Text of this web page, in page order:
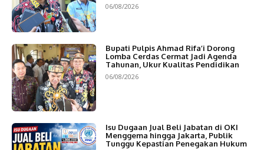
06/08/2026
Bupati Pulpis Ahmad Rifa’i Dorong
Lomba Cerdas Cermat Jadi Agenda
Tahunan, Ukur Kualitas Pendidikan
06/08/2026
Isu Dugaan Jual Beli Jabatan di OKI
Menggema hingga Jakarta, Publik
Tunggu Kepastian Penegakan Hukum